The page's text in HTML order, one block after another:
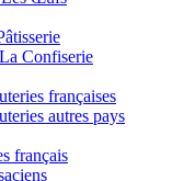
Confiserie
françaises
autres pays
français